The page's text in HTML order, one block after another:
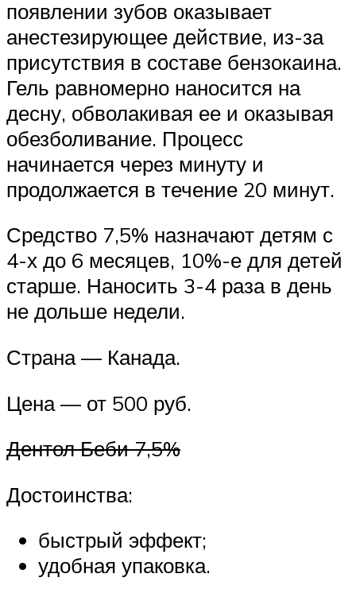
появлении зубов оказывает
анестезирующее действие, из-за
присутствия в составе бензокаина.
Гель равномерно наносится на
десну, обволакивая ее и оказывая
обезболивание. Процесс
начинается через минуту и
продолжается в течение 20 минут.
Средство 7,5% назначают детям с
4-х до 6 месяцев, 10%-е для детей
старше. Наносить 3-4 раза в день
не дольше недели.
Страна — Канада.
Цена — от 500 руб.
Дентол Беби 7,5%
Достоинства:
быстрый эффект;
удобная упаковка.